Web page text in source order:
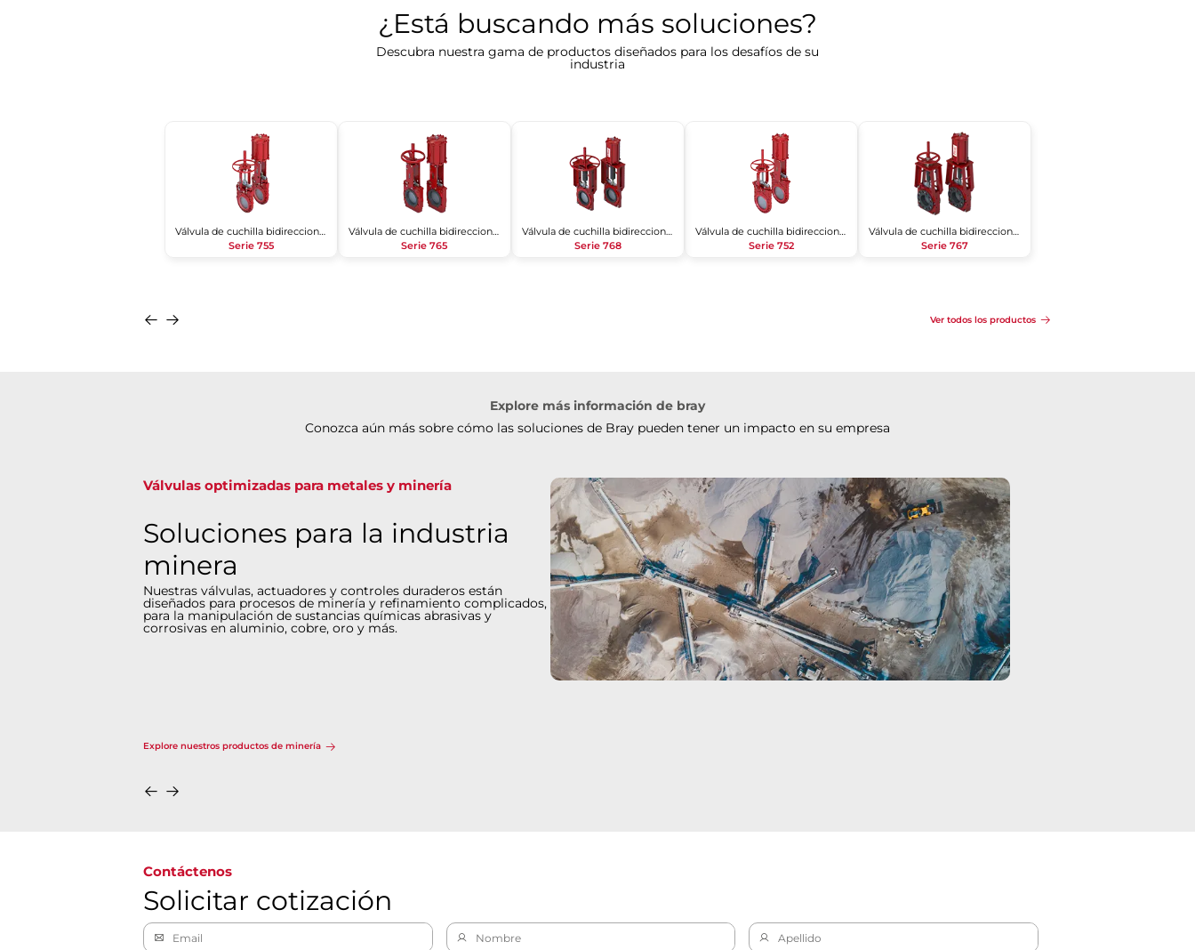
¿Está buscando más soluciones?
Descubra nuestra gama de productos diseñados para los desafíos de su
industria
Válvula de cuchilla bidireccional
Serie 755
Válvula de cuchilla bidireccional
Serie 765
Válvula de cuchilla bidireccional
Serie 768
Válvula de cuchilla bidireccional
Serie 752
Válvula de cuchilla bidireccional
Serie 767
Ver todos los productos
Explore más información de bray
Conozca aún más sobre cómo las soluciones de Bray pueden tener un impacto en su empresa
Válvulas optimizadas para metales y minería
Soluciones para la industria
minera
Nuestras válvulas, actuadores y controles duraderos están
diseñados para procesos de minería y refinamiento complicados,
para la manipulación de sustancias químicas abrasivas y
corrosivas en aluminio, cobre, oro y más.
Explore nuestros productos de minería
Contáctenos
Solicitar cotización